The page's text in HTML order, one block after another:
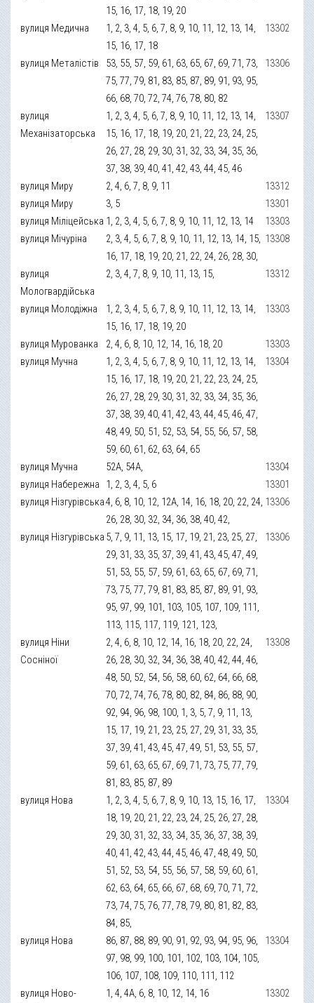
15, 16, 17, 18, 19, 20
вулиця Медична
1, 2, 3, 4, 5, 6, 7, 8, 9, 10, 11, 12, 13, 14,
15, 16, 17, 18
13302
вулиця Металістів
53, 55, 57, 59, 61, 63, 65, 67, 69, 71, 73,
75, 77, 79, 81, 83, 85, 87, 89, 91, 93, 95,
66, 68, 70, 72, 74, 76, 78, 80, 82
13306
вулиця
Механізаторська
1, 2, 3, 4, 5, 6, 7, 8, 9, 10, 11, 12, 13, 14,
15, 16, 17, 18, 19, 20, 21, 22, 23, 24, 25,
26, 27, 28, 29, 30, 31, 32, 33, 34, 35, 36,
37, 38, 39, 40, 41, 42, 43, 44, 45, 46
13307
вулиця Миру 2, 4, 6, 7, 8, 9, 11
13312
вулиця Миру
3, 5
13301
вулиця Міліцейська 1, 2, 3, 4, 5, 6, 7, 8, 9, 10, 11, 12, 13, 14
13303
вулиця Мічуріна
2, 3, 4, 5, 6, 7, 8, 9, 10, 11, 12, 13, 14, 15,
16, 17, 18, 19, 20, 21, 22, 24, 26, 28, 30,
13308
вулиця
Мологвардійська
2, 3, 4, 7, 8, 9, 10, 11, 13, 15, 13312
вулиця Молодіжна
1, 2, 3, 4, 5, 6, 7, 8, 9, 10, 11, 12, 13, 14,
15, 16, 17, 18, 19, 20
13303
вулиця Мурованка 2, 4, 6, 8, 10, 12, 14, 16, 18, 20
13303
вулиця Мучна
1, 2, 3, 4, 5, 6, 7, 8, 9, 10, 11, 12, 13, 14,
15, 16, 17, 18, 19, 20, 21, 22, 23, 24, 25,
26, 27, 28, 29, 30, 31, 32, 33, 34, 35, 36,
37, 38, 39, 40, 41, 42, 43, 44, 45, 46, 47,
48, 49, 50, 51, 52, 53, 54, 55, 56, 57, 58,
59, 60, 61, 62, 63, 64, 65
13304
вулиця Мучна 52А, 54А,
13304
вулиця Набережна
1, 2, 3, 4, 5, 6
13301
вулиця Нізгурівська4, 6, 8, 10, 12, 12А, 14, 16, 18, 20, 22, 24,
26, 28, 30, 32, 34, 36, 38, 40, 42,
13306
вулиця Нізгурівська 5, 7, 9, 11, 13, 15, 17, 19, 21, 23, 25, 27,
29, 31, 33, 35, 37, 39, 41, 43, 45, 47, 49,
51, 53, 55, 57, 59, 61, 63, 65, 67, 69, 71,
73, 75, 77, 79, 81, 83, 85, 87, 89, 91, 93,
95, 97, 99, 101, 103, 105, 107, 109, 111,
113, 115, 117, 119, 121, 123,
13306
вулиця Ніни
Сосніної
2, 4, 6, 8, 10, 12, 14, 16, 18, 20, 22, 24,
26, 28, 30, 32, 34, 36, 38, 40, 42, 44, 46,
48, 50, 52, 54, 56, 58, 60, 62, 64, 66, 68,
70, 72, 74, 76, 78, 80, 82, 84, 86, 88, 90,
92, 94, 96, 98, 100, 1, 3, 5, 7, 9, 11, 13,
15, 17, 19, 21, 23, 25, 27, 29, 31, 33, 35,
37, 39, 41, 43, 45, 47, 49, 51, 53, 55, 57,
59, 61, 63, 65, 67, 69, 71, 73, 75, 77, 79,
81, 83, 85, 87, 89
13308
вулиця Нова
1, 2, 3, 4, 5, 6, 7, 8, 9, 10, 13, 15, 16, 17,
18, 19, 20, 21, 22, 23, 24, 25, 26, 27, 28,
29, 30, 31, 32, 33, 34, 35, 36, 37, 38, 39,
40, 41, 42, 43, 44, 45, 46, 47, 48, 49, 50,
51, 52, 53, 54, 55, 56, 57, 58, 59, 60, 61,
62, 63, 64, 65, 66, 67, 68, 69, 70, 71, 72,
73, 74, 75, 76, 77, 78, 79, 80, 81, 82, 83,
84, 85,
13304
вулиця Нова
86, 87, 88, 89, 90, 91, 92, 93, 94, 95, 96,
97, 98, 99, 100, 101, 102, 103, 104, 105,
106, 107, 108, 109, 110, 111, 112
13304
вулиця Ново-
1, 4, 4А, 6, 8, 10, 12, 14, 16 13302